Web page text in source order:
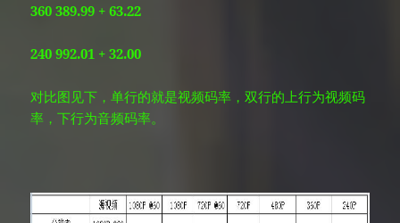
360 389.99 + 63.22
240 992.01 + 32.00
对比图见下，单行的就是视频码率，双行的上行为视频码
率，下行为音频码率。